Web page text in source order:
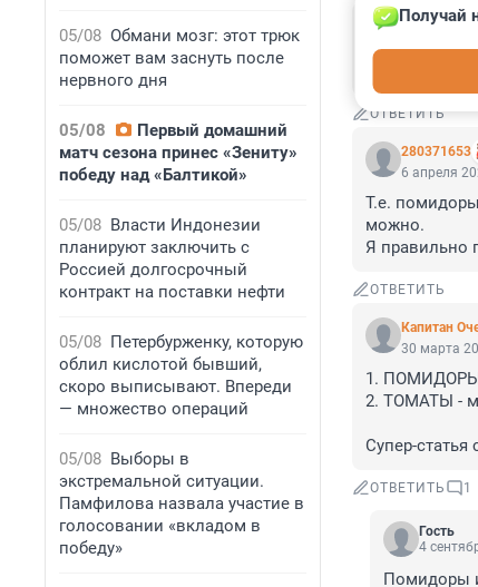
05/08 Обмани мозг: этот трюк
поможет вам заснуть после
нервного дня
05/08
Первый домашний
матч сезона принес «Зениту»
победу над «Балтикой»
05/08 Власти Индонезии
планируют заключить с
Россией долгосрочный
контракт на поставки нефти
05/08 Петербурженку, которую
облил кислотой бывший,
скоро выписывают. Впереди
— множество операций
05/08 Выборы в
экстремальной ситуации.
Памфилова назвала участие в
голосовании «вкладом в
победу»
Гость
ОТВЕТИТЬ
280371653
Получай
6 апреля
Т.е.
можно.
Я правильно
ОТВЕТИТЬ
Капитан
30 марта
1. ПОМИДОРЫ
2. ТОМАТЫ -
Супер-
ОТВЕТИТЬ 1
Гость
4
Помидоры